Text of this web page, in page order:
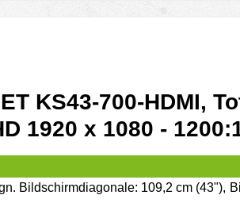
KS43-700-HDMI,
1920 x 1080 -
Bildschirmdiagonale: 109,2 cm